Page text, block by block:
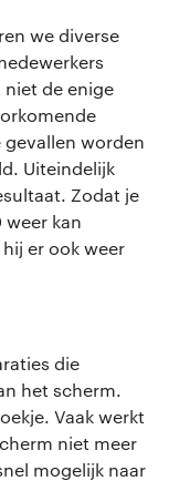
we diverse
niet de enige
gevallen worden
Uiteindelijk
Zodat je
weer kan
er ook weer
die
het scherm.
Vaak werkt
niet meer
mogelijk naar